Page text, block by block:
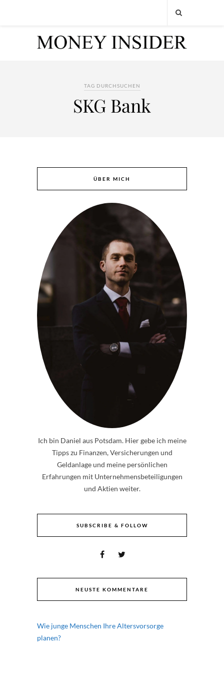
TAG DURCHSUCHEN
SKG Bank
ÜBER MICH
Ich bin Daniel aus Potsdam. Hier gebe ich meine
Tipps zu Finanzen, Versicherungen und
Geldanlage und meine persönlichen
Erfahrungen mit Unternehmensbeteiligungen
und Aktien weiter.
SUBSCRIBE & FOLLOW
NEUSTE KOMMENTARE
Wie junge Menschen Ihre Altersvorsorge
planen?